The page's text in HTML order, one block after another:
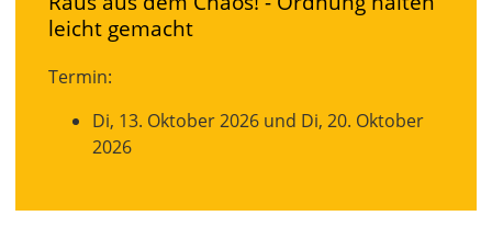
leicht gemacht
Termin:
Di, 13. Oktober 2026 und Di, 20. Oktober
2026